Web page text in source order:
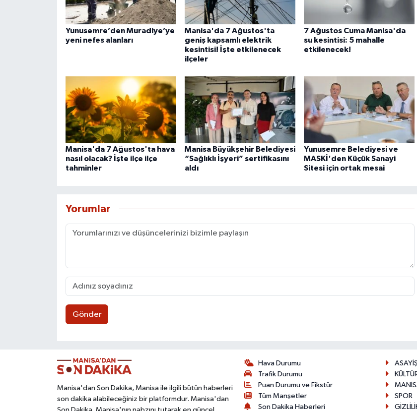
Yunusemre’den Muradiye’ye
yeni nefes alanları
Manisa'da 7 Ağustos'ta
geniş kapsamlı elektrik
kesintisi! İşte etkilenecek
ilçeler
7 Ağustos Cuma Manisa'da
su kesintisi: 5 mahalle
etkilenecek!
Manisa'da 7 Ağustos'ta hava
nasıl olacak? İşte ilçe ilçe
tahminler
Manisa Büyükşehir Belediyesi
“Sağlıklı İşyeri” sertifikasını
aldı
Yunusemre Belediyesi ve
MASKİ'den Küçük Sanayi
Sitesi için ortak mesai
Yorumlar
Gönder
Manisa'dan Son Dakika, Manisa ile ilgili bütün haberleri
son dakika alabileceğiniz bir platformdur. Manisa'dan
Son Dakika, Manisa'nın nabzını tutarak en güncel
Hava Durumu
Trafik Durumu
Puan Durumu ve Fikstür
Tüm Manşetler
Son Dakika Haberleri
ASAYİŞ
SPOR